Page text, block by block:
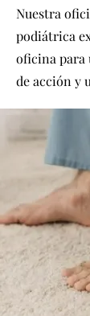
Nuestra
podiátrica
oficina para
de acción y